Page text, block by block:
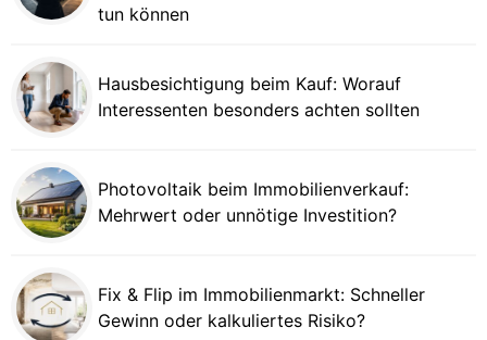
tun können
Hausbesichtigung beim Kauf: Worauf
Interessenten besonders achten sollten
Photovoltaik beim Immobilienverkauf:
Mehrwert oder unnötige Investition?
Fix & Flip im Immobilienmarkt: Schneller
Gewinn oder kalkuliertes Risiko?